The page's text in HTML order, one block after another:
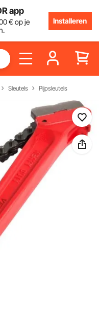
app
€ op je
Installeren
Sleutels Pijpsleutels